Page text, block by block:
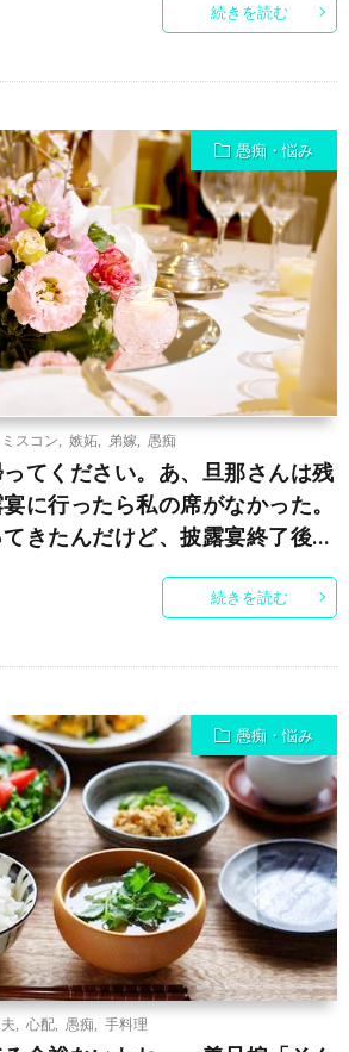
続きを読む
愚痴・悩み
ミスコン 嫉妬 弟嫁 愚痴
ってください。あ、旦那さんは残
に行ったら私の席がなかった。
きたんだけど、披露宴終了後…
続きを読む
愚痴・悩み
心配 愚痴 手料理